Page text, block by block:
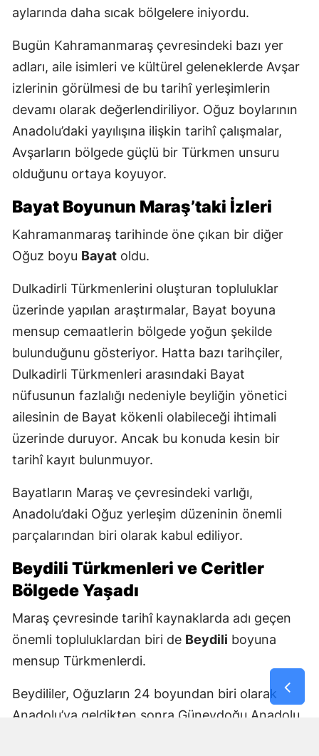
aylarında daha sıcak bölgelere iniyordu.
Bugün Kahramanmaraş çevresindeki bazı yer
adları, aile isimleri ve kültürel geleneklerde Avşar
izlerinin görülmesi de bu tarihî yerleşimlerin
devamı olarak değerlendiriliyor. Oğuz boylarının
Anadolu’daki yayılışına ilişkin tarihî çalışmalar,
Avşarların bölgede güçlü bir Türkmen unsuru
olduğunu ortaya koyuyor.
Bayat Boyunun Maraş’taki İzleri
Kahramanmaraş tarihinde öne çıkan bir diğer
Oğuz boyu Bayat oldu.
Dulkadirli Türkmenlerini oluşturan topluluklar
üzerinde yapılan araştırmalar, Bayat boyuna
mensup cemaatlerin bölgede yoğun şekilde
bulunduğunu gösteriyor. Hatta bazı tarihçiler,
Dulkadirli Türkmenleri arasındaki Bayat
nüfusunun fazlalığı nedeniyle beyliğin yönetici
ailesinin de Bayat kökenli olabileceği ihtimali
üzerinde duruyor. Ancak bu konuda kesin bir
tarihî kayıt bulunmuyor.
Bayatların Maraş ve çevresindeki varlığı,
Anadolu’daki Oğuz yerleşim düzeninin önemli
parçalarından biri olarak kabul ediliyor.
Beydili Türkmenleri ve Ceritler
Bölgede Yaşadı
Maraş çevresinde tarihî kaynaklarda adı geçen
önemli topluluklardan biri de Beydili boyuna
mensup Türkmenlerdi.
Beydililer, Oğuzların 24 boyundan biri olarak
Anadolu’ya geldikten sonra Güneydoğu Anadolu